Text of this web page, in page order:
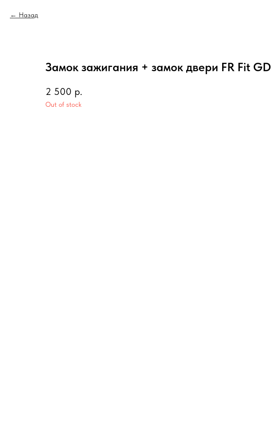
Назад
Замок зажигания + замок двери FR Fit GD
2 500 р.
Out of stock